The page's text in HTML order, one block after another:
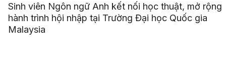
Sinh viên Ngôn ngữ Anh kết nối học thuật, mở rộng
hành trình hội nhập tại Trường Đại học Quốc gia
Malaysia